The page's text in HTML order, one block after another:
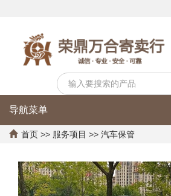
导航菜单
首页 >> 服务项目 >> 汽车保管